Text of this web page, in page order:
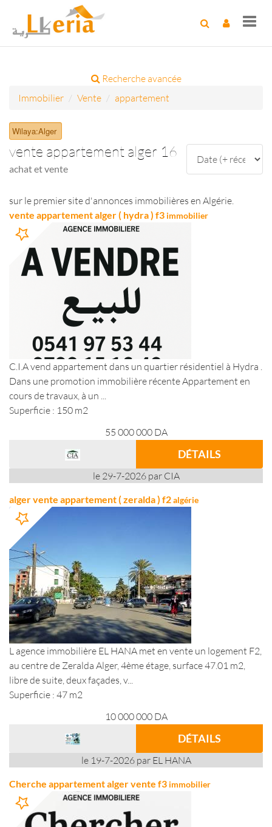
Recherche avancée
Immobilier
Vente appartement
Wilaya:Alger
vente appartement alger 16
achat et vente
sur le premier site d'annonces immobilières en Algérie.
vente appartement alger ( hydra ) f3 immobilier
C.I.A vend appartement dans un quartier résidentiel à Hydra .
Dans une promotion immobilière récente Appartement en
cours de travaux, à un ...
Superficie : 150 m2
55 000 000 DA
DÉTAILS
le 29-7-2026 par CIA
alger vente appartement ( zeralda ) f2algérie
L agence immobilière EL HANA met en vente un logement F2,
au centre de Zeralda Alger, 4ème étage, surface 47.01 m2,
libre de suite, deux façades, v...
Superficie : 47 m2
10 000 000 DA
DÉTAILS
le 19-7-2026 par EL HANA
Cherche appartement alger vente f3 immobilier